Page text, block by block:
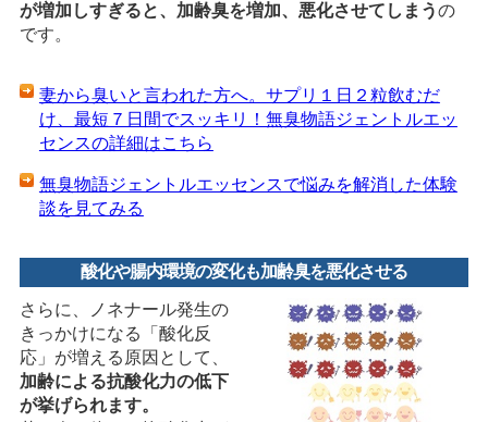
が増加しすぎると、加齢臭を増加、悪化させてしまうの
です。
妻から臭いと言われた方へ。サプリ１日２粒飲むだ
け、最短７日間でスッキリ！無臭物語ジェントルエッ
センスの詳細はこちら
無臭物語ジェントルエッセンスで悩みを解消した体験
談を見てみる
酸化や腸内環境の変化も加齢臭を悪化させる
さらに、ノネナール発生の
きっかけになる「酸化反
応」が増える原因として、
加齢による抗酸化力の低下
が挙げられます。